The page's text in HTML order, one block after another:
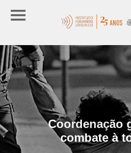
Coordenação
combate à